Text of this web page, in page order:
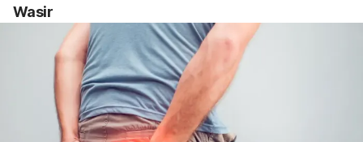
Wasir